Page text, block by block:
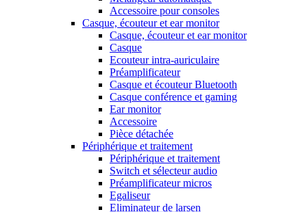
Accessoire pour consoles
Casque, écouteur et ear monitor
Casque, écouteur et ear monitor
Casque
Ecouteur intra-auriculaire
Préamplificateur
Casque et écouteur Bluetooth
Casque conférence et gaming
Ear monitor
Accessoire
Pièce détachée
Périphérique et traitement
Périphérique et traitement
Switch et sélecteur audio
Préamplificateur micros
Egaliseur
Eliminateur de larsen